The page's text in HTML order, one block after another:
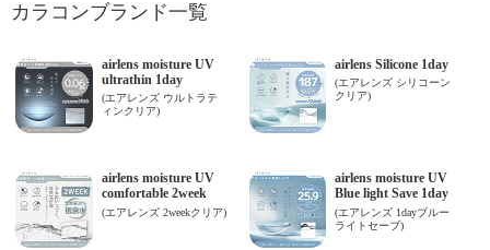
カラコンブランド一覧